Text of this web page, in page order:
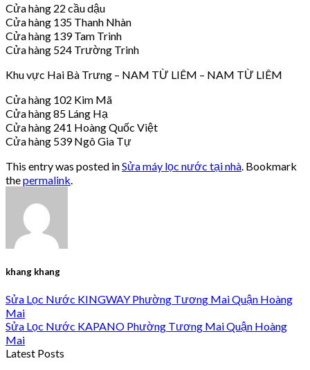
Cửa hàng 22 cầu dậu
Cửa hàng 135 Thanh Nhàn
Cửa hàng 139 Tam Trinh
Cửa hàng 524 Trường Trinh
Khu vực Hai Bà Trưng – NAM TỪ LIÊM – NAM TỪ LIÊM
Cửa hàng 102 Kim Mã
Cửa hàng 85 Láng Hạ
Cửa hàng 241 Hoàng Quốc Việt
Cửa hàng 539 Ngô Gia Tự
This entry was posted inSửa máy lọc nước tại nhà . Bookmark
thepermalink
khang khang
Sửa Lọc Nước KINGWAY Phường Tương Mai Quận Hoàng
Mai
Sửa Lọc Nước KAPANO Phường Tương Mai Quận Hoàng
Mai
Latest Posts